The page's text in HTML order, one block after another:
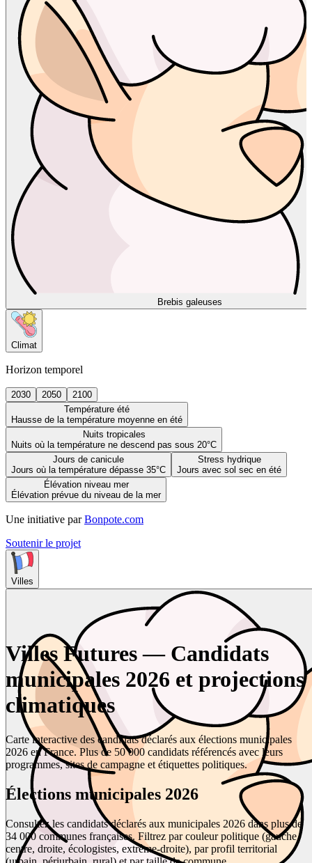
Brebis galeuses
Climat
Horizon temporel
2030 2050
2100
Température été
Hausse de la température moyenne en été
Nuits tropicales
Nuits où la température ne descend pas sous 20°C
Jours de canicule
Jours où la température dépasse 35°C
Stress hydrique
Jours avec sol sec en été
Élévation niveau mer
Élévation prévue du niveau de la mer
Une initiative par Bonpote.com
Soutenir le projet
Villes
Villes Futures — Candidats
municipales 2026 et projections
climatiques
Carte interactive des candidats déclarés aux élections municipales
2026 en France. Plus de 50 000 candidats référencés avec leurs
programmes, sites de campagne et étiquettes politiques.
Élections municipales 2026
Consultez les candidats déclarés aux municipales 2026 dans plus de
34 000 communes françaises. Filtrez par couleur politique (gauche,
centre, droite, écologistes, extrême-droite), par profil territorial